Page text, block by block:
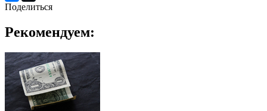
Поделиться
Рекомендуем: